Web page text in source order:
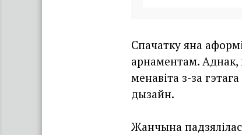
Спачатку яна
арнаментам. Аднак,
менавіта з-за
дызайн.
Жанчына